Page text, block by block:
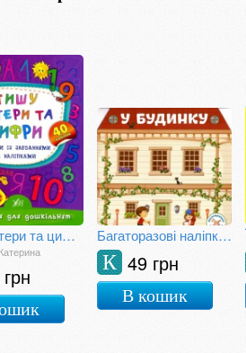
Пишу літери та цифри. Прописи із завданнями та наліпками Багаторазові наліпки. У будинку
49 грн
К
В кошик